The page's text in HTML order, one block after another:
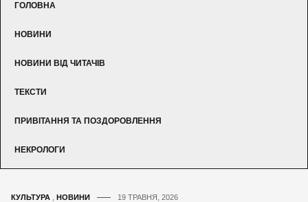
ГОЛОВНА
НОВИНИ
НОВИНИ ВІД ЧИТАЧІВ
ТЕКСТИ
ПРИВІТАННЯ ТА ПОЗДОРОВЛЕННЯ
НЕКРОЛОГИ
КУЛЬТУРА НОВИНИ 19 ТРАВНЯ, 2026